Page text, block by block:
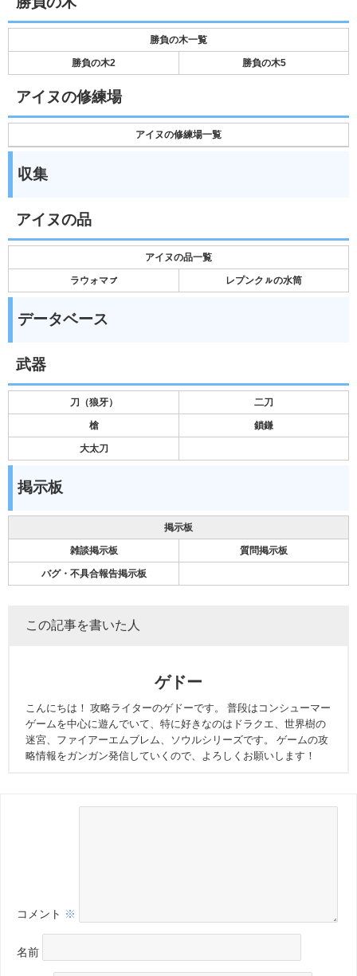
勝負の木一覧
勝負の木2 勝負の木5
アイヌの修練場
アイヌの修練場一覧
収集
アイヌの品
アイヌの品一覧
ラウォマㇷ゚ レプンクㇽの水筒
データベース
武器
刀（狼牙） 二刀
槍 鎖鎌
大太刀
掲示板
掲示板
雑談掲示板 質問掲示板
バグ・不具合報告掲示板
この記事を書いた人
ゲドー
こんにちは！ 攻略ライターのゲドーです。 普段はコンシューマー
ゲームを中心に遊んでいて、特に好きなのはドラクエ、世界樹の
迷宮、ファイアーエムブレム、ソウルシリーズです。 ゲームの攻
略情報をガンガン発信していくので、よろしくお願いします！
コメント ※
名前